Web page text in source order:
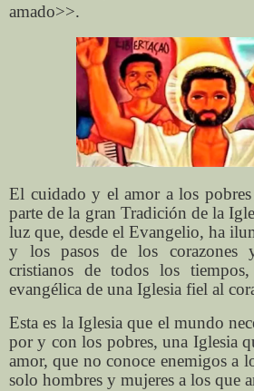
amado>>.
El cuidado y el amor a los
parte de la gran Tradición de la
luz que, desde el Evangelio, ha
y los pasos de los corazones
cristianos de todos los
evangélica de una Iglesia fiel al
Esta es la Iglesia que el mundo
por y con los pobres, una Iglesia
amor, que no conoce enemigos a
solo hombres y mujeres a los que